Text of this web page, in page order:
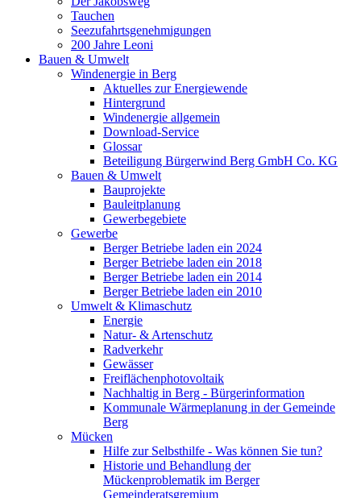
Tauchen
Seezufahrtsgenehmigungen
200 Jahre Leoni
Bauen & Umwelt
Windenergie in Berg
Aktuelles zur Energiewende
Hintergrund
Windenergie allgemein
Download-Service
Glossar
Beteiligung Bürgerwind Berg GmbH Co. KG
Bauen & Umwelt
Bauprojekte
Bauleitplanung
Gewerbegebiete
Gewerbe
Berger Betriebe laden ein 2024
Berger Betriebe laden ein 2018
Berger Betriebe laden ein 2014
Berger Betriebe laden ein 2010
Umwelt & Klimaschutz
Energie
Natur- & Artenschutz
Radverkehr
Gewässer
Freiflächenphotovoltaik
Nachhaltig in Berg - Bürgerinformation
Kommunale Wärmeplanung in der Gemeinde
Berg
Mücken
Hilfe zur Selbsthilfe - Was können Sie tun?
Historie und Behandlung der
Mückenproblematik im Berger
Gemeinderatsgremium